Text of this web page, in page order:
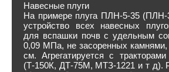
Навесные плуги
На примере плуга ПЛН-5-35 (ПЛН-
устройство всех навесных
для вспашки почв с удельным
0,09 МПа, не засоренных камнями,
см. Агрегатируется с
(Т-150К, ДТ-75М, МТЗ-1221 и т д).